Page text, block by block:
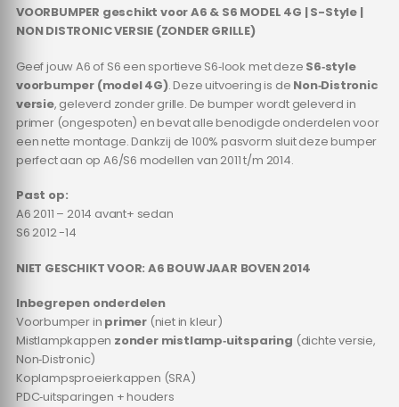
VOORBUMPER geschikt voor A6 & S6 MODEL 4G | S-Style |
NON DISTRONIC VERSIE (ZONDER GRILLE)
Geef jouw A6 of S6 een sportieve S6‑look met deze S6‑style
voorbumper (model 4G). Deze uitvoering is de Non‑Distronic
versie, geleverd zonder grille. De bumper wordt geleverd in
primer (ongespoten) en bevat alle benodigde onderdelen voor
een nette montage. Dankzij de 100% pasvorm sluit deze bumper
perfect aan op A6/S6 modellen van 2011 t/m 2014.
Past op:
A6 2011 – 2014 avant+ sedan
S6 2012 -14
NIET GESCHIKT VOOR: A6 BOUWJAAR BOVEN 2014
Inbegrepen onderdelen
Voorbumper in primer (niet in kleur)
Mistlampkappen zonder mistlamp‑uitsparing (dichte versie,
Non‑Distronic)
Koplampsproeierkappen (SRA)
PDC‑uitsparingen + houders